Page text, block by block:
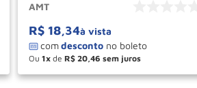
AMT
R$ 18,34à vista
Ou 1 de R$ 20 46
＋
－ COMPRAR